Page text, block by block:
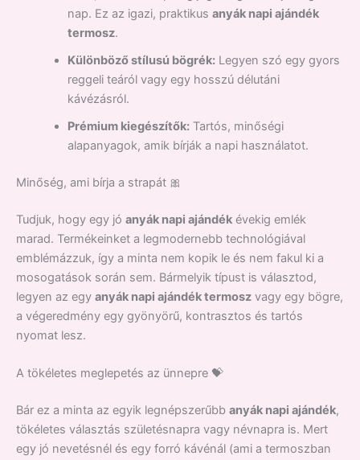
nap. Ez az igazi, praktikus anyák napi ajándék
termosz.
Különböző stílusú bögrék:Legyen szó egy gyors
reggeli teáról vagy egy hosszú délutáni
kávézásról.
Prémium kiegészítők:Tartós, minőségi
alapanyagok, amik bírják a napi használatot.
Minőség, ami bírja a strapát 🎀
Tudjuk, hogy egy jó anyák napi ajándék évekig emlék
marad. Termékeinket a legmodernebb technológiával
emblémázzuk, így a minta nem kopik le és nem fakul ki a
mosogatások során sem. Bármelyik típust is választod,
legyen az egy anyák napi ajándék termosz vagy egy bögre,
a végeredmény egy gyönyörű, kontrasztos és tartós
nyomat lesz.
A tökéletes meglepetés az ünnepre 💝
Bár ez a minta az egyik legnépszerűbb anyák napi ajándék,
tökéletes választás születésnapra vagy névnapra is. Mert
egy jó nevetésnél és egy forró kávénál (ami a termoszban